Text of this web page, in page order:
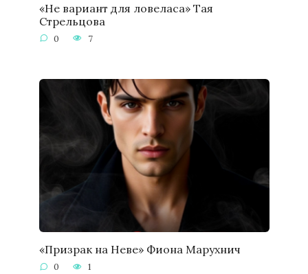
«Не вариант для ловеласа» Тая
Стрельцова
0 7
«Призрак на Неве» Фиона Марухнич
0 1